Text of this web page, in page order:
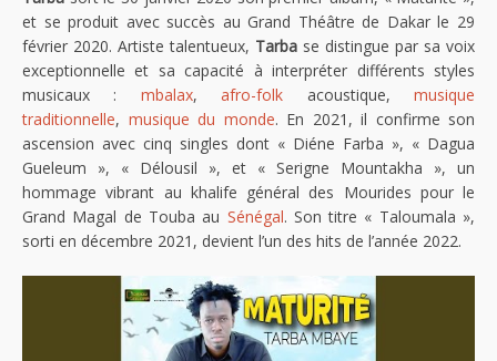
et se produit avec succès au Grand Théâtre de Dakar le 29
février 2020. Artiste talentueux, Tarba se distingue par sa voix
exceptionnelle et sa capacité à interpréter différents styles
musicaux : mbalax,afro-folk acoustique,musique
traditionnelle, musique du monde. En 2021, il confirme son
ascension avec cinq singles dont « Diéne Farba », « Dagua
Gueleum », « Délousil », et « Serigne Mountakha », un
hommage vibrant au khalife général des Mourides pour le
Grand Magal de Touba au Sénégal. Son titre « Taloumala »,
sorti en décembre 2021, devient l’un des hits de l’année 2022.